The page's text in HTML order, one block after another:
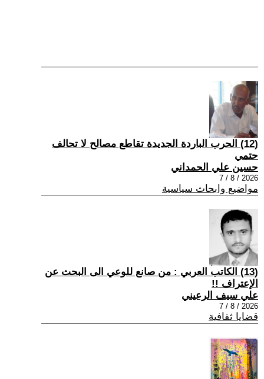
(12) الحرب الباردة الجديدة تقاطع مصالح لا تحالف
حتمي
حسين علي الحمداني
2026 / 8 / 7
مواضيع وابحاث سياسية
(13) الكاتب العربي : من صانع للوعي الى البحث عن
الإعتراف !!
علي سيف الرعيني
2026 / 8 / 7
قضايا ثقافية